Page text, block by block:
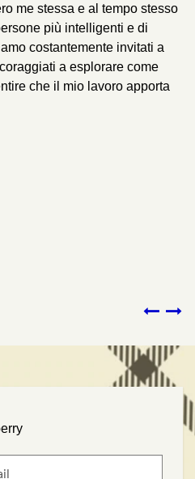
me stessa e al tempo stesso
più intelligenti e di
costantemente invitati a
a esplorare come
che il mio lavoro apporta